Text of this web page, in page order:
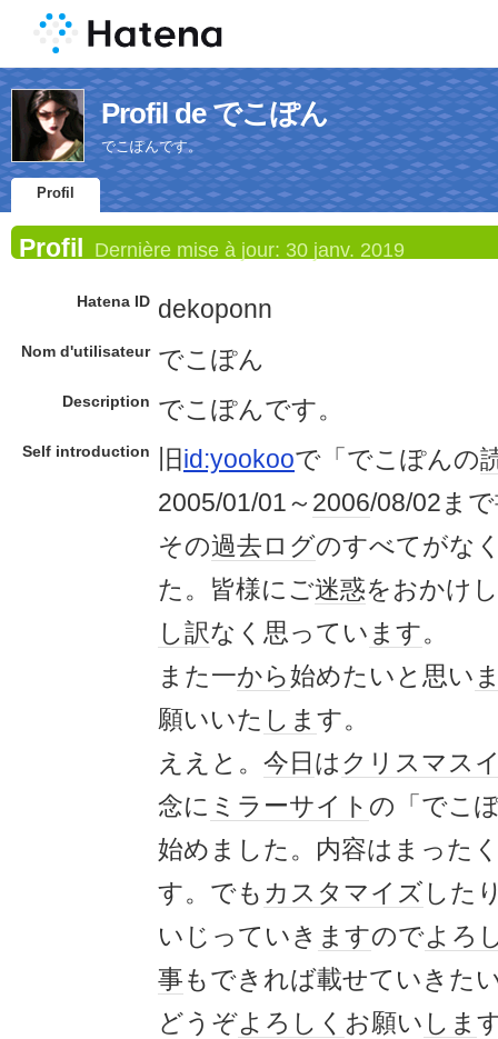
Profil de でこぽん
でこぽんです。
Profil
Profil Dernière mise à jour: 30 janv. 2019
Hatena ID dekoponn
Nom d'utilisateur でこぽん
Description でこぽんです。
Self introduction 旧id:yookooで「でこぽんの
2005/01/01～ 2006/08/02ま
その過去ログのすべてがな
た。皆様にご迷惑をおかけ
し訳なく思ってい ます。
また一から始めたいと思い
願いいた しま す。
ええと。 今日 はクリスマス
念に ミラーサイト の「でこ
始めました。内容はまった
す。でも カスタマイズ した
いじっていき ますのでよろ
事もできれば載せていきた
どうぞよろしく お願い しま